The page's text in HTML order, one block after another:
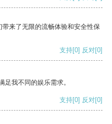
来了无限的流畅体验和安全性保
支持[0] 反对[0]
足我不同的娱乐需求。
支持[0] 反对[0]